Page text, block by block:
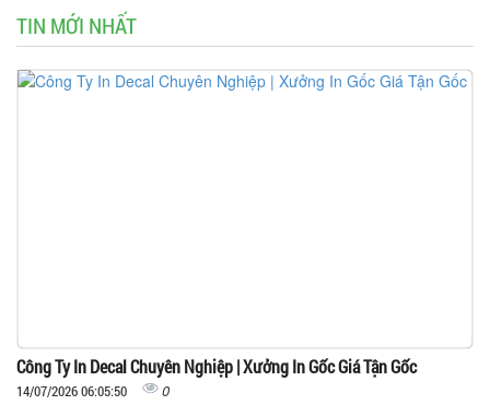
TIN MỚI NHẤT
Công Ty In Decal Chuyên Nghiệp | Xưởng In Gốc Giá Tận Gốc
14/07/2026 06:05:50 0